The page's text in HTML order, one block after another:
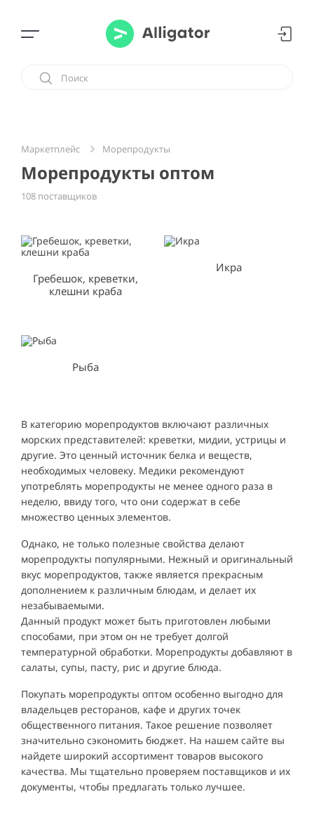
Маркетплейс Морепродукты
Морепродукты оптом
108 поставщиков
Гребешок, креветки,
клешни краба
Икра
Рыба
В категорию морепродуктов включают различных
морских представителей: креветки, мидии, устрицы и
другие. Это ценный источник белка и веществ,
необходимых человеку. Медики рекомендуют
употреблять морепродукты не менее одного раза в
неделю, ввиду того, что они содержат в себе
множество ценных элементов.
Однако, не только полезные свойства делают
морепродукты популярными. Нежный и оригинальный
вкус морепродуктов, также является прекрасным
дополнением к различным блюдам, и делает их
незабываемыми.
Данный продукт может быть приготовлен любыми
способами, при этом он не требует долгой
температурной обработки. Морепродукты добавляют в
салаты, супы, пасту, рис и другие блюда.
Покупать морепродукты оптом особенно выгодно для
владельцев ресторанов, кафе и других точек
общественного питания. Такое решение позволяет
значительно сэкономить бюджет. На нашем сайте вы
найдете широкий ассортимент товаров высокого
качества. Мы тщательно проверяем поставщиков и их
документы, чтобы предлагать только лучшее.